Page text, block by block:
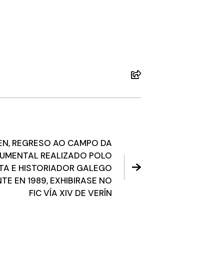
REGRESO AO CAMPO DA
REALIZADO POLO
E HISTORIADOR GALEGO
EN 1989, EXHIBIRASE NO
FIC VÍA XIV DE VERÍN